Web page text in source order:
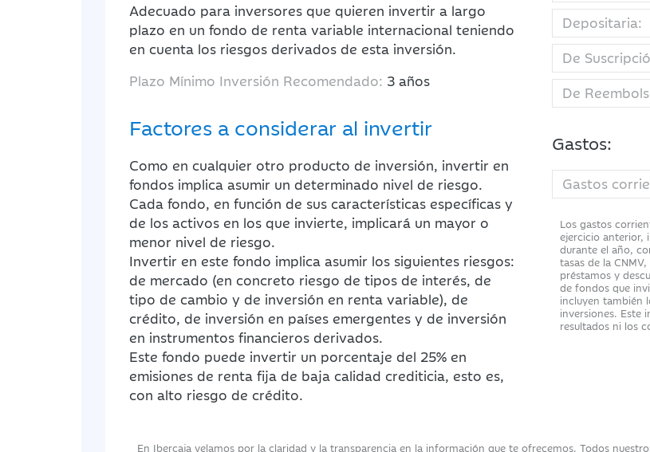
Adecuado para inversores que quieren invertir a largo
plazo en un fondo de renta variable internacional teniendo
en cuenta los riesgos derivados de esta inversión.
Plazo Mínimo Inversión Recomendado: 3 años
Factores a considerar al invertir
Como en cualquier otro producto de inversión, invertir en
fondos implica asumir un determinado nivel de riesgo.
Cada fondo, en función de sus características específicas y
de los activos en los que invierte, implicará un mayor o
menor nivel de riesgo.
Invertir en este fondo implica asumir los siguientes riesgos:
de mercado (en concreto riesgo de tipos de interés, de
tipo de cambio y de inversión en renta variable), de
crédito, de inversión en países emergentes y de inversión
en instrumentos financieros derivados.
Este fondo puede invertir un porcentaje del 25% en
emisiones de renta fija de baja calidad crediticia, esto es,
con alto riesgo de crédito.
Depositaria:
De
De
Gastos:
Gastos
Los gastos
ejercicio anterior,
durante el año,
tasas de la
préstamos y
de fondos que
incluyen también
inversiones. Este
resultados ni los
En Ibercaja velamos por la claridad y la transparencia en la información que te ofrecemos. Todos